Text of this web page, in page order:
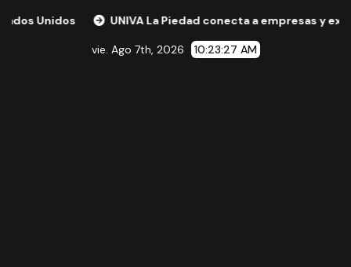
UNIVA La Piedad conecta a empresas y expertos
vie. Ago 7th, 2026 10:23:28 AM